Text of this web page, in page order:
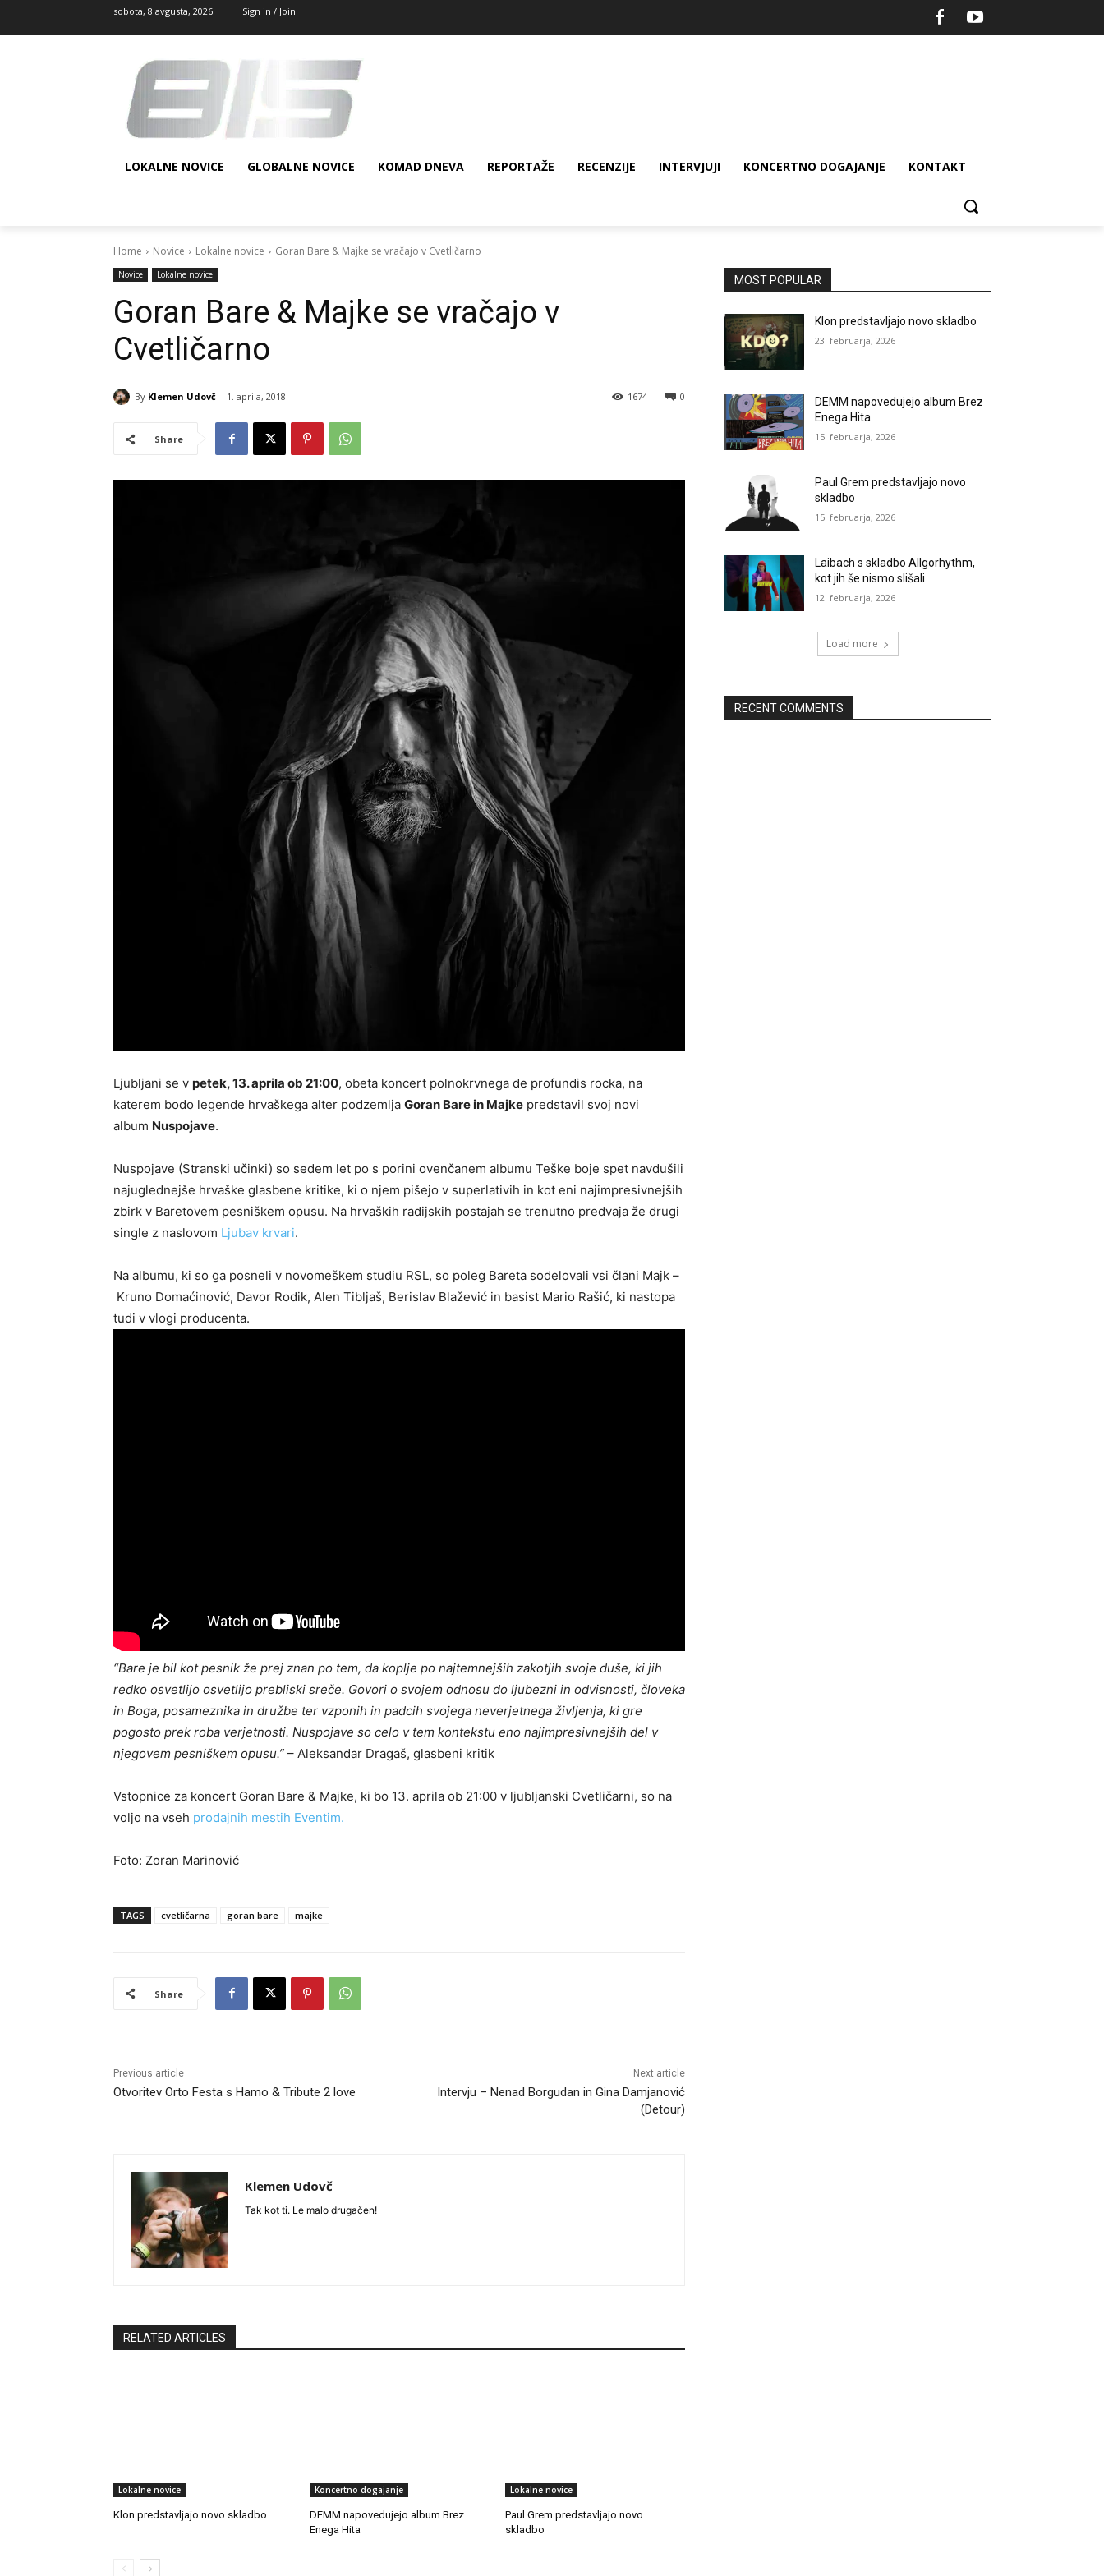
sobota, 8 avgusta, 2026 Sign in / Join
LOKALNE NOVICE GLOBALNE NOVICE KOMAD DNEVA REPORTAŽE RECENZIJE INTERVJUJI KONCERTNO DOGAJANJE KONTAKT
Home Novice Lokalne novice Goran Bare & Majke se vračajo v Cvetličarno
Novice Lokalne novice
Goran Bare & Majke se vračajo v
Cvetličarno
By Klemen Udovč 1. aprila, 2018 0
1674
Share
Ljubljani se v petek, 13. aprila ob 21:00, obeta koncert polnokrvnega de profundis rocka, na
katerem bodo legende hrvaškega alter podzemlja Goran Bare in Majke predstavil svoj novi
album Nuspojave.
Nuspojave (Stranski učinki) so sedem let po s porini ovenčanem albumu Teške boje spet navdušili
najuglednejše hrvaške glasbene kritike, ki o njem pišejo v superlativih in kot eni najimpresivnejših
zbirk v Baretovem pesniškem opusu. Na hrvaških radijskih postajah se trenutno predvaja že drugi
single z naslovom Ljubav krvari.
Na albumu, ki so ga posneli v novomeškem studiu RSL, so poleg Bareta sodelovali vsi člani Majk –
Kruno Domaćinović, Davor Rodik, Alen Tibljaš, Berislav Blažević in basist Mario Rašić, ki nastopa
tudi v vlogi producenta.
“Bare je bil kot pesnik že prej znan po tem, da koplje po najtemnejših zakotjih svoje duše, ki jih
redko osvetlijo osvetlijo prebliski sreče. Govori o svojem odnosu do ljubezni in odvisnosti, človeka
in Boga, posameznika in družbe ter vzponih in padcih svojega neverjetnega življenja, ki gre
pogosto prek roba verjetnosti. Nuspojave so celo v tem kontekstu eno najimpresivnejših del v
njegovem pesniškem opusu.” – Aleksandar Dragaš, glasbeni kritik
Vstopnice za koncert Goran Bare & Majke, ki bo 13. aprila ob 21:00 v ljubljanski Cvetličarni, so na
voljo na vseh prodajnih mestih Eventim.
Foto: Zoran Marinović
TAGS cvetličarna goran bare majke
Share
Previous article
Otvoritev Orto Festa s Hamo & Tribute 2 love
Next article
Intervju – Nenad Borgudan in Gina Damjanović
(Detour)
Klemen Udovč
Tak kot ti. Le malo drugačen!
RELATED ARTICLES
Lokalne novice
Klon predstavljajo novo skladbo
Koncertno dogajanje
DEMM napovedujejo album Brez
Enega Hita
Lokalne novice
Paul Grem predstavljajo novo
skladbo
MOST POPULAR
Klon predstavljajo novo skladbo
23. februarja, 2026
DEMM napovedujejo album Brez
Enega Hita
15. februarja, 2026
Paul Grem predstavljajo novo
skladbo
15. februarja, 2026
Laibach s skladbo Allgorhythm,
kot jih še nismo slišali
12. februarja, 2026
Load more
RECENT COMMENTS